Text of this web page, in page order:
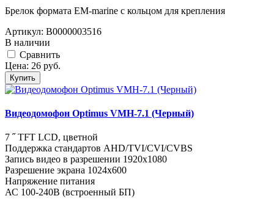
Брелок формата EM-marine с кольцом для крепления
Артикул: В0000003516
В наличии
Cравнить
Цена: 26 руб.
Купить
Видеодомофон Optimus VMH-7.1 (Черный)
7 ˝ TFT LCD, цветной
Поддержка стандартов AHD/TVI/CVI/CVBS
Запись видео в разрешении 1920х1080
Разрешение экрана 1024x600
Напряжение питания
АС 100-240В (встроенный БП)